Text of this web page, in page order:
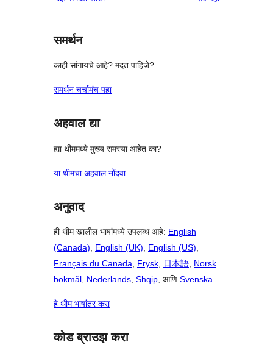
समर्थन
काही सांगायचे आहे? मदत पाहिजे?
समर्थन चर्चामंच पहा
अहवाल द्या
ह्या थीममध्ये मुख्य समस्या आहेत का?
या थीमचा अहवाल नोंदवा
अनुवाद
ही थीम खालील भाषांमध्ये उपलब्ध आहे: English
(Canada), English (UK), English (US),
Français du Canada, Frysk, 日本語, Norsk
bokmål, Nederlands, Shqip, आणि Svenska.
हे थीम भाषांतर करा
कोड ब्राउझ करा